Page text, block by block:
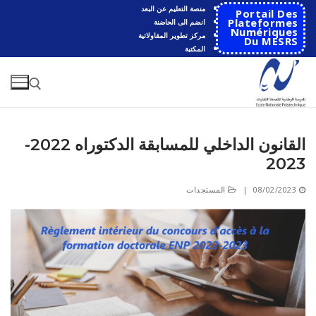
التجاوز
إلى
المحتوى
Portail Des
Plateformes
Numériques
Du MESRS
منصة التعليم عن البعد
انضم الى الحاضنة
مركز تطوير المقاولاتية
المكتبة
البحث عن:
عن:
الرئيسية
المدرسة
مقدمة عن المدرسة
تاريخ المدرسة
الأقســام
الهندسة الاتوماتكية
التعاون
القانون الداخلي للمسابقة الدكتوراه 2022-
2023
08/02/2023
| المستجدات